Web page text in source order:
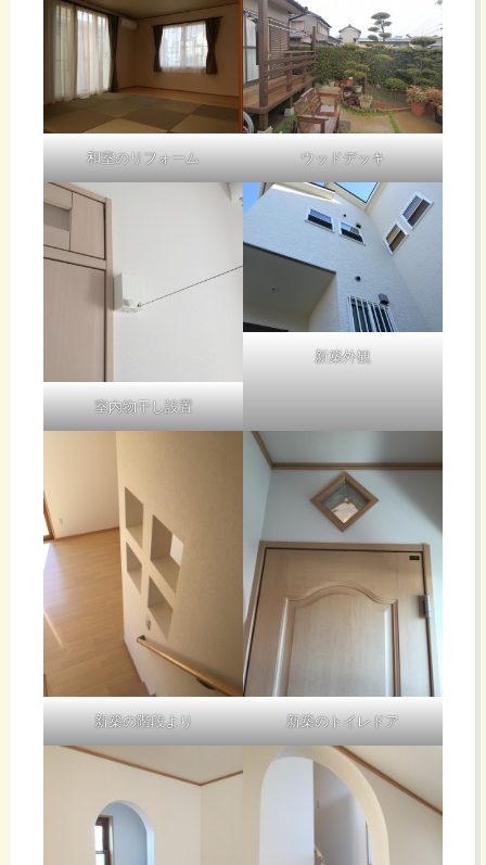
和室のリフォーム ウッドデッキ
室内物干し設置
新築外観
新築の階段より 新築のトイレドア